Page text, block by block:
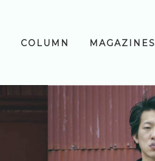
COLUMN MAGAZINES